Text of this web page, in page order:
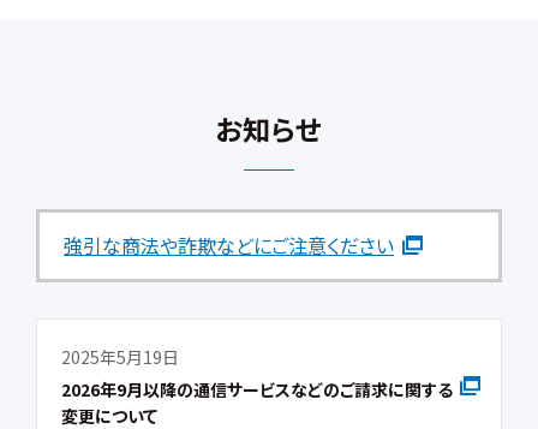
お知らせ
強引な商法や詐欺などにご注意ください
2025年5月19日
2026年9月以降の通信サービスなどのご請求に関する
変更について